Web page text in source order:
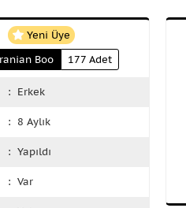
Yeni Üye
Boo
177 Adet
: Erkek
: 8 Aylık
: Yapıldı
: Var